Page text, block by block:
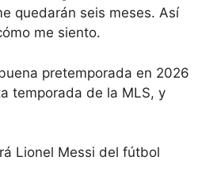
quedarán seis meses. Así
me siento.
pretemporada en 2026
temporada de la MLS, y
Lionel Messi del fútbol